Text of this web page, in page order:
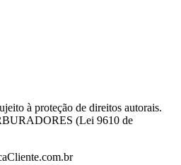
à proteção de direitos autorais.
(Lei 9610 de